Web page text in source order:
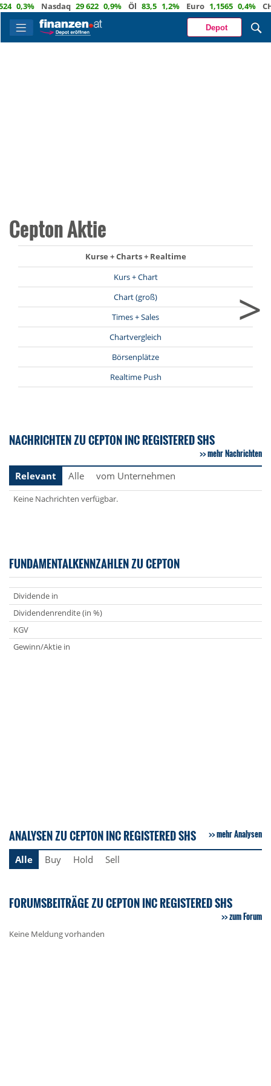
0,3% Nasdaq 29 622 0,9% Öl 83,5 1,2% Euro 1,1565 0,4% CHF
Depot
Cepton Aktie
Kurse + Charts + Realtime
Kurs + Chart
Chart (groß)
Times + Sales
Chartvergleich
Börsenplätze
Realtime Push
>
NACHRICHTEN ZU CEPTON INC REGISTERED SHS
mehr Nachrichten
Relevant
Alle vom Unternehmen
Keine Nachrichten verfügbar.
FUNDAMENTALKENNZAHLEN ZU CEPTON
Dividende in
Dividendenrendite (in %)
KGV
Gewinn/Aktie in
ANALYSEN ZU CEPTON INC REGISTERED SHS mehr Analysen
Alle Buy Hold Sell
FORUMSBEITRÄGE ZU CEPTON INC REGISTERED SHS
zum Forum
Keine Meldung vorhanden